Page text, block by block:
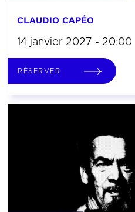
CLAUDIO CAPÉO
14 janvier 2027 - 20:00
RÉSERVER